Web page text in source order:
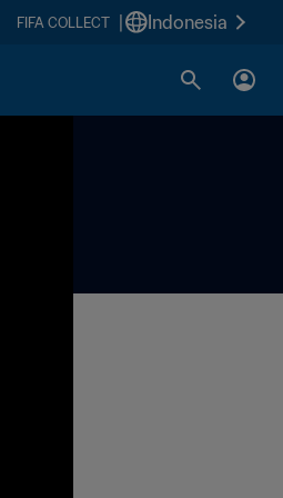
FIFA COLLECT Indonesia